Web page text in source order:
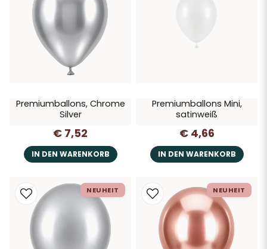
Premiumballons, Chrome
Silver
€ 7,52
IN DEN WARENKORB
Premiumballons Mini,
satinweiß
€ 4,66
IN DEN WARENKORB
NEUHEIT NEUHEIT